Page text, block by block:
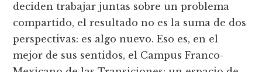
deciden trabajar juntas sobre un problema
compartido, el resultado no es la suma de dos
perspectivas: es algo nuevo. Eso es, en el
mejor de sus sentidos, el Campus Franco-